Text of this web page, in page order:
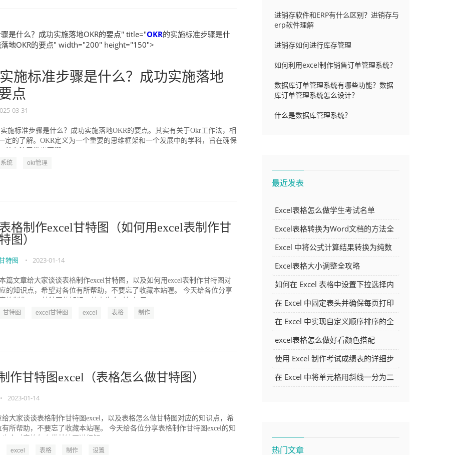
是什么？成功实施落地OKR的要点" title="OKR的实施标准步骤是什
地OKR的要点" width="200" height="150">
施标准步骤是什么？成功实施落地
点
03-31
施标准步骤是什么？成功实施落地OKR的要点。其实有关于Okr工作法，相
定的了解。OKR定义为一个重要的思维框架和一个发展中的学科，旨在确保
统 okr管理
表格制作excel甘特图（如何用excel表制作甘
特图）
特图 • 2023-01-14
篇文章给大家谈谈表格制作excel甘特图，以及如何用excel表制作甘特图对
应的知识点，希望对各位有所帮助，不要忘了收藏本站喔。 今天给各位分享
甘特图 excel甘特图 excel 表格 制作
作甘特图excel（表格怎么做甘特图）
• 2023-01-14
给大家谈谈表格制作甘特图excel，以及表格怎么做甘特图对应的知识点，希
有所帮助，不要忘了收藏本站喔。 今天给各位分享表格制作甘特图excel的知
excel 表格 制作 设置
进销存软件和ERP有什么区别？进销存与
erp软件理解
进销存如何进行库存管理
如何利用excel制作销售订单管理系统？
数据库订单管理系统有哪些功能？数据
库订单管理系统怎么设计？
什么是数据库管理系统？
最近发表
Excel表格怎么做学生考试名单
Excel表格转换为Word文档的方法全
解析
Excel 中将公式计算结果转换为纯数
字的多种方法
Excel表格大小调整全攻略
如何在 Excel 表格中设置下拉选择内
容
在 Excel 中固定表头并确保每页打印
时都显示表头的方法详解
在 Excel 中实现自定义顺序排序的全
面指南
excel表格怎么做好看颜色搭配
使用 Excel 制作考试成绩表的详细步
骤及技巧
在 Excel 中将单元格用斜线一分为二
热门文章